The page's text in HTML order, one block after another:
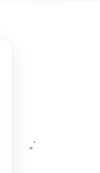
„`